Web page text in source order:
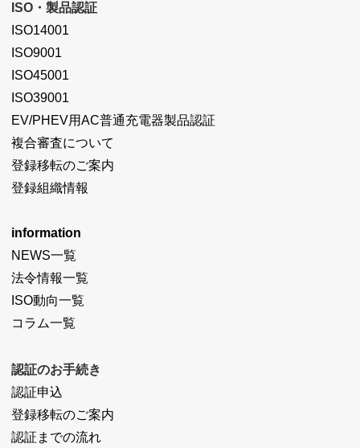
ISO・製品認証
ISO14001
ISO9001
ISO45001
ISO39001
EV/PHEV用AC普通充電器製品認証
複合審査について
登録移転のご案内
登録組織情報
information
NEWS一覧
法令情報一覧
ISO動向一覧
コラム一覧
認証のお手続き
認証申込
登録移転のご案内
認証までの流れ